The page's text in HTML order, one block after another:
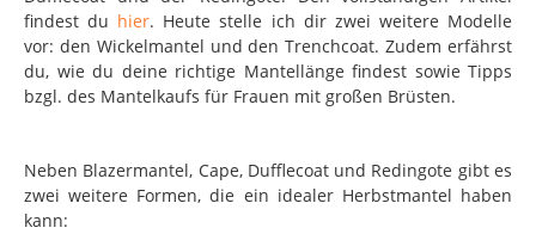
findest du hier. Heute stelle ich dir zwei weitere Modelle
vor: den Wickelmantel und den Trenchcoat. Zudem erfährst
du, wie du deine richtige Mantellänge findest sowie Tipps
bzgl. des Mantelkaufs für Frauen mit großen Brüsten.
Neben Blazermantel, Cape, Dufflecoat und Redingote gibt es
zwei weitere Formen, die ein idealer Herbstmantel haben
kann: